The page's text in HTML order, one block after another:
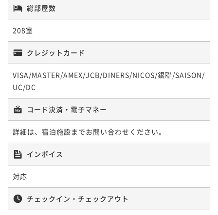
二食付き 現地決済可
ポイント即利用で最大5％OFF
2名 ¥ 51,072 ~
総部屋数
208室
クレジットカード
VISA/MASTER/AMEX/JCB/DINERS/NICOS/銀聯/SAISON/
UC/DC
コード決済・電子マネー
詳細は、宿泊施設までお問い合わせください。
インボイス
対応
チェックイン・チェックアウト